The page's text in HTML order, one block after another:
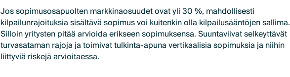
Jos sopimusosapuolten markkinaosuudet ovat yli 30 %, mahdollisesti
kilpailunrajoituksia sisältävä sopimus voi kuitenkin olla kilpailusääntöjen sallima.
Silloin yritysten pitää arvioida erikseen sopimuksensa. Suuntaviivat selkeyttävät
turvasataman rajoja ja toimivat tulkinta-apuna vertikaalisia sopimuksia ja niihin
liittyviä riskejä arvioitaessa.